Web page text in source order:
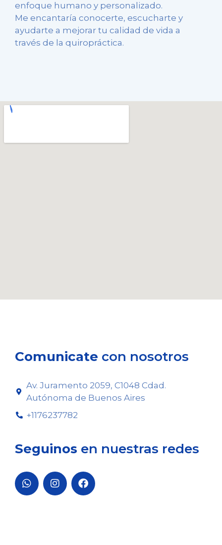
enfoque humano y personalizado.
Me encantaría conocerte, escucharte y
ayudarte a mejorar tu calidad de vida a
través de la quiropráctica.
Comunicate con nosotros
Av. Juramento 2059, C1048 Cdad.
Autónoma de Buenos Aires
+1176237782
Seguinos en nuestras redes